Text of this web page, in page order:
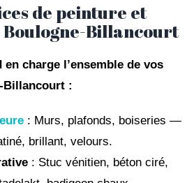
de peinture et
Billancourt
charge l’ensemble de vos
Billancourt :
: Murs, plafonds, boiseries —
brillant, velours.
: Stuc vénitien, béton ciré,